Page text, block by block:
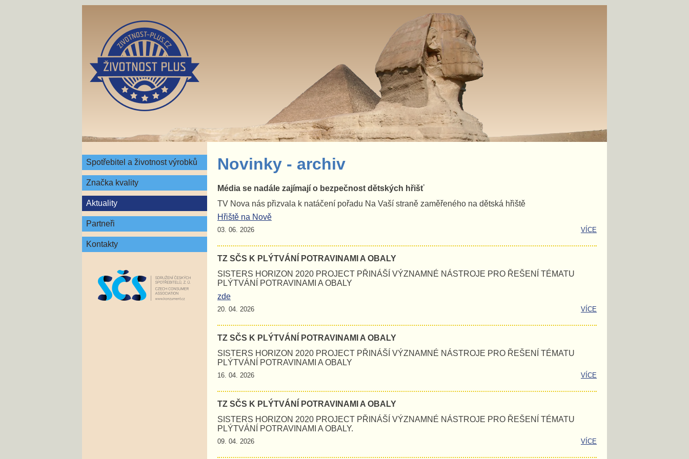
Spotřebitel a životnost výrobků
Značka kvality
Aktuality
Partneři
Kontakty
Novinky - archiv
Média se nadále zajímají o bezpečnost dětských hřišť
TV Nova nás přizvala k natáčení pořadu Na Vaší straně zaměřeného na dětská hřiště
Hřiště na Nově
VÍCE
03. 06. 2026
TZ SČS K PLÝTVÁNÍ POTRAVINAMI A OBALY
SISTERS HORIZON 2020 PROJECT PŘINÁŠÍ VÝZNAMNÉ NÁSTROJE PRO ŘEŠENÍ TÉMATU
PLÝTVÁNÍ POTRAVINAMI A OBALY
zde
VÍCE
20. 04. 2026
TZ SČS K PLÝTVÁNÍ POTRAVINAMI A OBALY
SISTERS HORIZON 2020 PROJECT PŘINÁŠÍ VÝZNAMNÉ NÁSTROJE PRO ŘEŠENÍ TÉMATU
PLÝTVÁNÍ POTRAVINAMI A OBALY
VÍCE
16. 04. 2026
TZ SČS K PLÝTVÁNÍ POTRAVINAMI A OBALY
SISTERS HORIZON 2020 PROJECT PŘINÁŠÍ VÝZNAMNÉ NÁSTROJE PRO ŘEŠENÍ TÉMATU
PLÝTVÁNÍ POTRAVINAMI A OBALY.
VÍCE
09. 04. 2026